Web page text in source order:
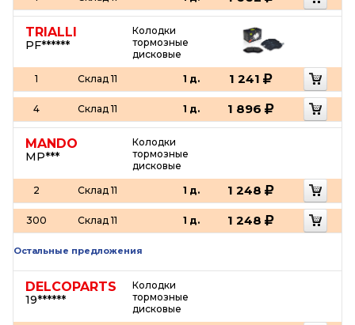
TRIALLI
PF******
Колодки
тормозные
дисковые
1 Склад 11 1 д. 1 241
4 Склад 11 1 д. 1 896
MANDO
MP***
Колодки
тормозные
дисковые
2 Склад 11 1 д. 1 248
300 Склад 11 1 д. 1 248
Остальные предложения
DELCOPARTS
19******
Колодки
тормозные
дисковые